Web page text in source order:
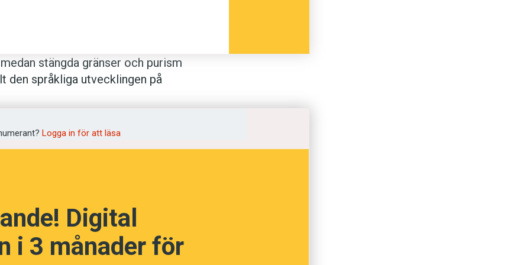
stängda gränser och purism
den språkliga utvecklingen på
mellan länderna har satt
om gränsen, och därmed bidra till att
möte mellan lexikografer från
blir klart är alltjämt osäkert.
Logga in för att läsa
Digital
i 3 månader för